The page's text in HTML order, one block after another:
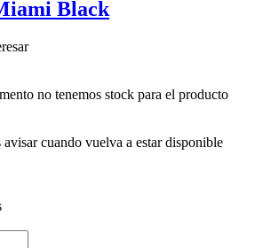
Black
no tenemos stock para el producto
avisar cuando vuelva a estar disponible